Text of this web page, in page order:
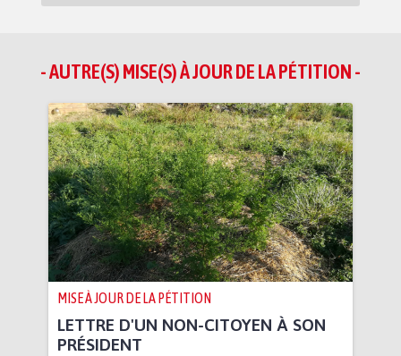
- AUTRE(S) MISE(S) À JOUR DE LA PÉTITION -
MISE À JOUR DE LA PÉTITION
LETTRE D'UN NON-CITOYEN À SON
PRÉSIDENT